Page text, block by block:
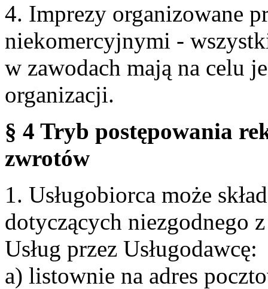
4. Imprezy organizowane
niekomercyjnymi -
w zawodach mają na celu
organizacji.
§ 4 Tryb postępowania
zwrotów
1. Usługobiorca może
dotyczących niezgodnego
Usług przez Usługodawcę:
a) listownie na adres